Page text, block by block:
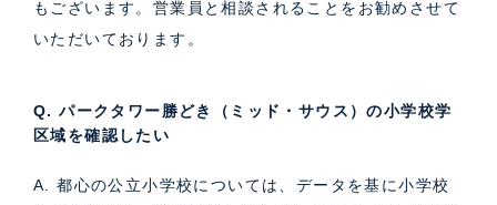
もございます。営業員と相談されることをお勧めさせて
いただいております。
Q. パークタワー勝どき（ミッド・サウス）の小学校学
区域を確認したい
A. 都心の公立小学校については、データを基に小学校